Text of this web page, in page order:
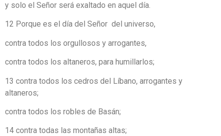
y solo el Señor será exaltado en aquel día.
12 Porque es el día del Señor del universo,
contra todos los orgullosos y arrogantes,
contra todos los altaneros, para humillarlos;
13 contra todos los cedros del Líbano, arrogantes y
altaneros;
contra todos los robles de Basán;
14 contra todas las montañas altas;